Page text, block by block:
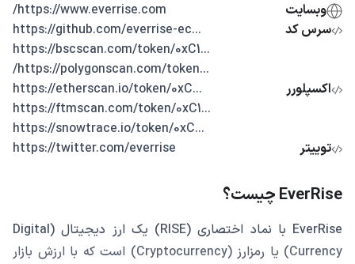
وبسایت
https://www.everrise.com/
سرس کد
...https://github.com/everrise-ec
اکسپلورر
...https://bscscan.com/token/0xC1
...https://polygonscan.com/token/
...https://etherscan.io/token/0xC
...https://ftmscan.com/token/0xC1
...https://snowtrace.io/token/0xC
توییتر
https://twitter.com/everrise
EverRise چیست؟
EverRise با نماد اختصاری (RISE) یک ارز دیجیتال (Digital
Currency) یا رمزارز (Cryptocurrency) است که با ارزش بازار